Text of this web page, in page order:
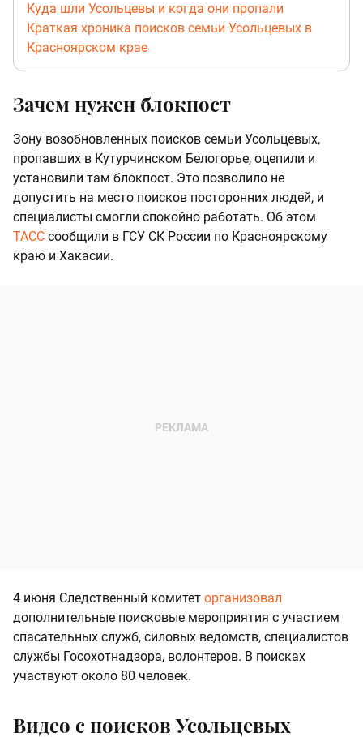
Куда шли Усольцевы и когда они пропали
Краткая хроника поисков семьи Усольцевых в
Красноярском крае
Зачем нужен блокпост
Зону возобновленных поисков семьи Усольцевых,
пропавших в Кутурчинском Белогорье, оцепили и
установили там блокпост. Это позволило не
допустить на место поисков посторонних людей, и
специалисты смогли спокойно работать. Об этом
ТАСС сообщили в ГСУ СК России по Красноярскому
краю и Хакасии.
4 июня Следственный комитет организовал
дополнительные поисковые мероприятия с участием
спасательных служб, силовых ведомств, специалистов
службы Госохотнадзора, волонтеров. В поисках
участвуют около 80 человек.
Видео с поисков Усольцевых